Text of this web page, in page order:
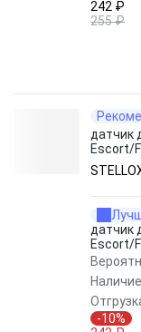
242 ₽
255 ₽
датчик
Escort/
06-
датчик
Escort/
Наличие
-10%